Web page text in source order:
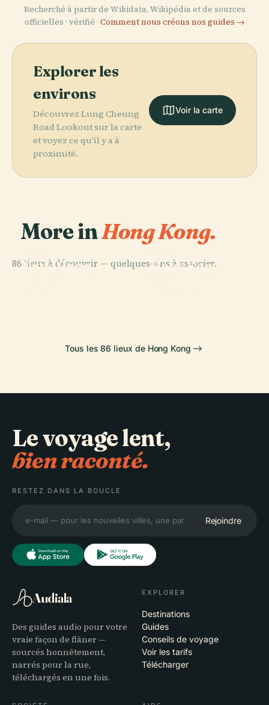
Recherché à partir de Wikidata, Wikipédia et de sources
officielles · vérifié · Comment nous créons nos guides →
Explorer les
environs
Découvrez Lung Cheung
Road Lookout sur la carte
et voyez ce qu'il y a à
proximité.
Voir la carte
More inHong Kong.
86 lieux à découvrir — quelques-uns à associer.
Île de Hong
Hong Kong
PLACE
Tous les 86 lieux de Hong Kong
Le voyage lent,
bien raconté.
RESTEZ DANS LA BOUCLE
Rejoindre
Audiala
Des guides audio pour votre
vraie façon de flâner —
sourcés honnêtement,
narrés pour la rue,
téléchargés en une fois.
EXPLORER
Destinations
Guides
Conseils de voyage
Voir les tarifs
Télécharger